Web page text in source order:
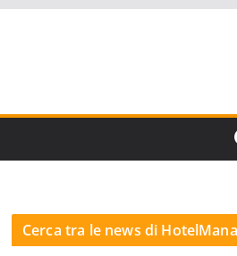
Cerca tra le news di